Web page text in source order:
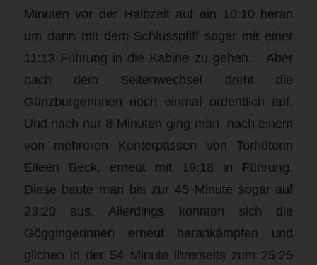
Minuten vor der Halbzeit auf ein 10:10 heran
um dann mit dem Schlusspfiff sogar mit einer
11:13 Führung in die Kabine zu gehen. Aber
nach dem Seitenwechsel dreht die
Günzburgerinnen noch einmal ordentlich auf.
Und nach nur 8 Minuten ging man, nach einem
von mehreren Konterpässen von Torhüterin
Eileen Beck, erneut mit 19:18 in Führung.
Diese baute man bis zur 45 Minute sogar auf
23:20 aus. Allerdings konnten sich die
Göggingerinnen erneut herankämpfen und
glichen in der 54 Minute ihrerseits zum 25:25